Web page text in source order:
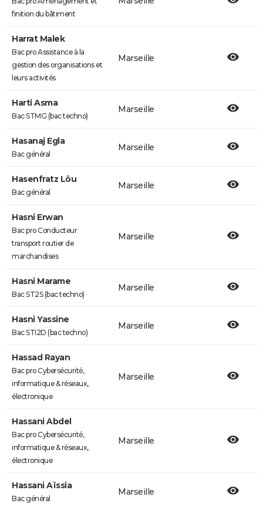
finition du bâtiment
Harrat Malek
Bac pro Assistance à la
gestion des organisations et
leurs activités
Marseille
Harti Asma
Bac STMG (bac techno)
Marseille
Hasanaj Egla
Bac général
Marseille
Hasenfratz Lôu
Bac général
Marseille
Hasni Erwan
Bac pro Conducteur
transport routier de
marchandises
Marseille
Hasni Marame
Bac ST2S (bac techno)
Marseille
Hasni Yassine
Bac STI2D (bac techno)
Marseille
Hassad Rayan
Bac pro Cybersécurité,
informatique & réseaux,
électronique
Marseille
Hassani Abdel
Bac pro Cybersécurité,
informatique & réseaux,
électronique
Marseille
Hassani Aïssia
Bac général
Marseille